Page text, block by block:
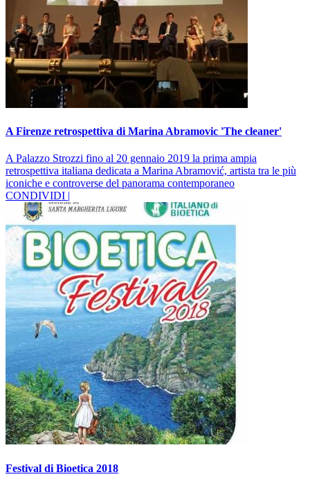
A Firenze retrospettiva di Marina Abramovic 'The cleaner'
A Palazzo Strozzi fino al 20 gennaio 2019 la prima ampia
retrospettiva italiana dedicata a Marina Abramović, artista tra le più
iconiche e controverse del panorama contemporaneo
CONDIVIDI |
Festival di Bioetica 2018